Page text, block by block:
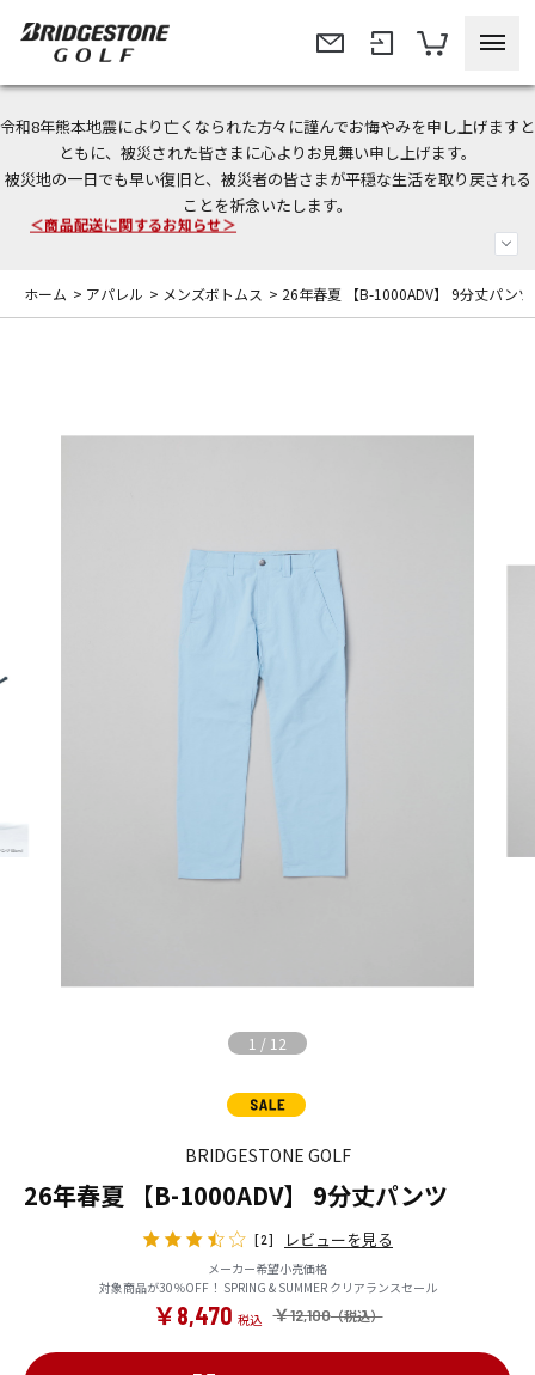
令和8年熊本地震により亡くなられた方々に謹んでお悔やみを申し上げますと
ともに、被災された皆さまに心よりお見舞い申し上げます。
被災地の一日でも早い復旧と、被災者の皆さまが平穏な生活を取り戻される
ことを祈念いたします。
今なら新規会員登録で1,000円OFFクーポンプレゼント！
＜商品配送に関するお知らせ＞
ホーム > アパレル > メンズボトムス > 26年春夏 【B-1000ADV】 9分丈パンツ
1 / 12
BRIDGESTONE GOLF
26年春夏 【B-1000ADV】 9分丈パンツ
[2] レビューを見る
メーカー希望小売価格
対象商品が30％OFF！ SPRING & SUMMER クリアランスセール
￥12,100
￥8,470